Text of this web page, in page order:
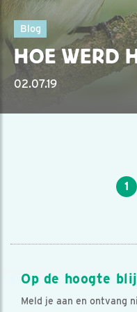
Blog
HOE WERD
02.07.19
1
Op de hoogte
Meld je aan en ontvang